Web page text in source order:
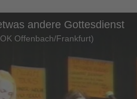
andere Gottesdienst
Offenbach/Frankfurt)